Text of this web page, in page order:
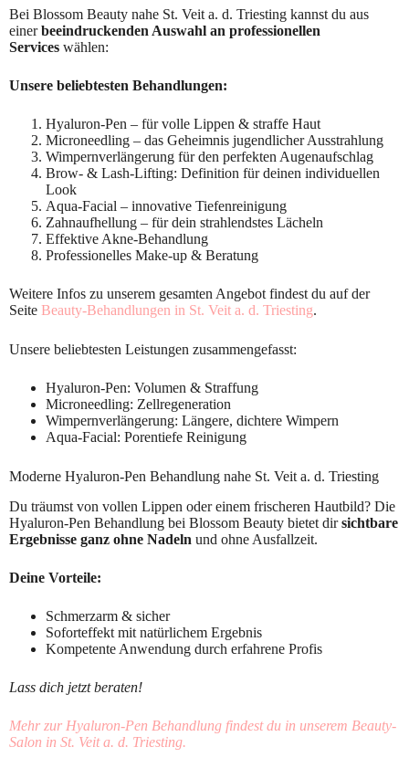
Bei Blossom Beauty nahe St. Veit a. d. Triesting kannst du aus
einerbeeindruckenden Auswahl an professionellen
Services wählen:
Unsere beliebtesten Behandlungen:
Hyaluron-Pen – für volle Lippen & straffe Haut
Microneedling – das Geheimnis jugendlicher Ausstrahlung
Wimpernverlängerung für den perfekten Augenaufschlag
Brow- & Lash-Lifting: Definition für deinen individuellen
Look
Aqua-Facial – innovative Tiefenreinigung
Zahnaufhellung – für dein strahlendstes Lächeln
Effektive Akne-Behandlung
Professionelles Make-up & Beratung
Weitere Infos zu unserem gesamten Angebot findest du auf der
Seite Beauty-Behandlungen in St. Veit a. d. Triesting.
Unsere beliebtesten Leistungen zusammengefasst:
Hyaluron-Pen: Volumen & Straffung
Microneedling: Zellregeneration
Wimpernverlängerung: Längere, dichtere Wimpern
Aqua-Facial: Porentiefe Reinigung
Moderne Hyaluron-Pen Behandlung nahe St. Veit a. d. Triesting
Du träumst von vollen Lippen oder einem frischeren Hautbild? Die
Hyaluron-Pen Behandlung bei Blossom Beauty bietet dirsichtbare
Ergebnisse ganz ohne Nadeln und ohne Ausfallzeit.
Deine Vorteile:
Schmerzarm & sicher
Soforteffekt mit natürlichem Ergebnis
Kompetente Anwendung durch erfahrene Profis
Lass dich jetzt beraten!
Mehr zur Hyaluron-Pen Behandlung findest du in unserem Beauty-
Salon in St. Veit a. d. Triesting.